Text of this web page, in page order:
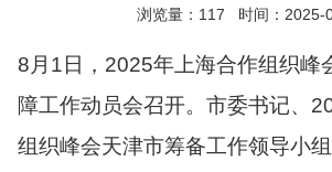
浏览量： 117 时间：2025-
8月1日，2025年上海合作组织峰
障工作动员会召开。市委书记、
组织峰会天津市筹备工作领导小